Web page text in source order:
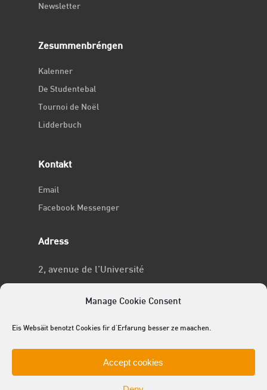
Manage Cookie Consent
Eis Websäit benotzt Cookies fir d'Erfarung besser ze maachen.
Accept cookies
Newsletter
Zesummenbréngen
Kalenner
De Studentebal
Tournoi de Noël
Lidderbuch
Kontakt
Email
Facebook Messenger
Adress
2, avenue de l’Université
No RCSL